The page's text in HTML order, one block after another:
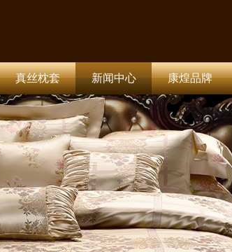
真丝枕套 新闻中心 康煌品牌